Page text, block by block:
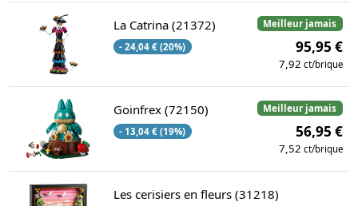
Meilleur jamais
La Catrina (21372)
- 24,04 € (20%) 95,95 €
7,92 ct/brique
Meilleur jamais
Goinfrex (72150)
- 13,04 € (19%) 56,95 €
7,52 ct/brique
Les cerisiers en fleurs (31218)